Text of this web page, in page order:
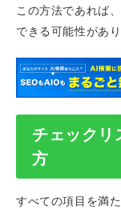
この方法であれば
できる可能性があり
チェックリ
方
すべての項目を満